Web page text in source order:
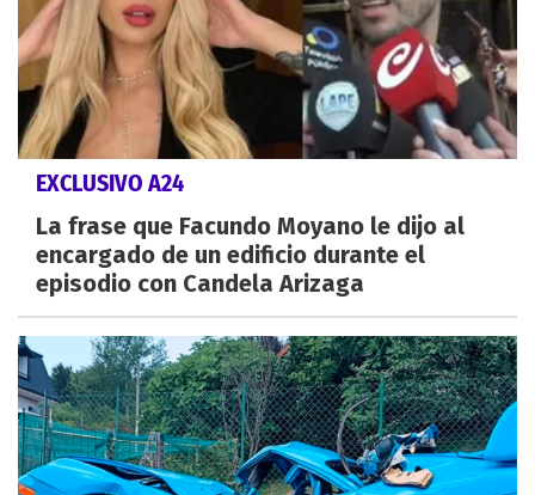
EXCLUSIVO A24
La frase que Facundo Moyano le dijo al
encargado de un edificio durante el
episodio con Candela Arizaga